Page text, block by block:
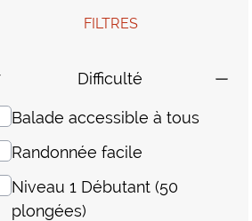
FILTRES
Difficulté
Balade accessible à tous
Randonnée facile
Niveau 1 Débutant (50
plongées)